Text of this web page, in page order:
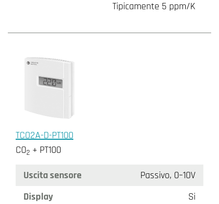
Tipicamente 5 ppm/K
TCO2A-D-PT100
CO2 + PT100
Uscita sensore
Passivo, 0–10V
Display
Si